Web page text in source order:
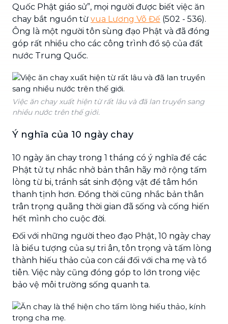
Quốc Phật giáo sử”, mọi người được biết việc ăn
chay bắt nguồn từ vua Lương Võ Đế (502 - 536).
Ông là một người tôn sùng đạo Phật và đã đóng
góp rất nhiều cho các công trình đồ sộ của đất
nước Trung Quốc.
Việc ăn chay xuất hiện từ rất lâu và đã lan truyền sang
nhiều nước trên thế giới.
Ý nghĩa của 10 ngày chay
10 ngày ăn chay trong 1 tháng có ý nghĩa để các
Phật tử tự nhắc nhở bản thân hãy mở rộng tấm
lòng từ bi, tránh sát sinh động vật để tâm hồn
thanh tịnh hơn. Đồng thời cũng nhắc bản thân
trân trọng quãng thời gian đã sống và cống hiến
hết mình cho cuộc đời.
Đối với những người theo đạo Phật, 10 ngày chay
là biểu tượng của sự tri ân, tôn trọng và tấm lòng
thành hiếu thảo của con cái đối với cha mẹ và tổ
tiên. Việc này cũng đóng góp to lớn trong việc
bảo vệ môi trường sống quanh ta.